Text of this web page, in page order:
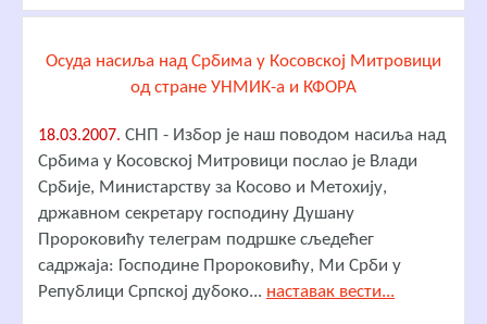
Осуда насиља над Србима у Косовској Митровици
од стране УНМИК-а и КФОРА
18.03.2007. СНП - Избор је наш поводом насиља над
Србима у Косовској Митровици послао је Влади
Србије, Министарству за Косово и Метохију,
државном секретару господину Душану
Пророковићу телеграм подршке сљедећег
садржаја: Господине Пророковићу, Ми Срби у
Републици Српској дубоко... наставак вести...